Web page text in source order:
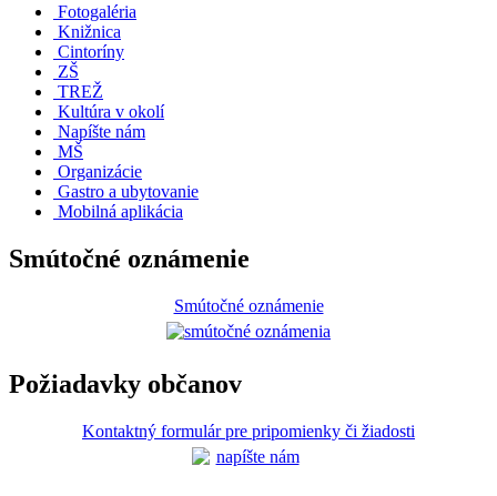
Fotogaléria
Knižnica
Cintoríny
ZŠ
TREŽ
Kultúra v okolí
Napíšte nám
MŠ
Organizácie
Gastro a ubytovanie
Mobilná aplikácia
Smútočné oznámenie
Smútočné oznámenie
Požiadavky občanov
Kontaktný formulár pre pripomienky či žiadosti